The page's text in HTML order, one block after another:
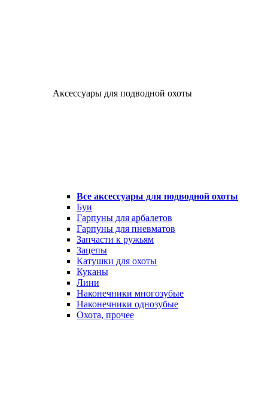
Аксессуары для подводной охоты
Все аксессуары для подводной охоты
Буи
Гарпуны для арбалетов
Гарпуны для пневматов
Запчасти к ружьям
Зацепы
Катушки для охоты
Куканы
Лини
Наконечники многозубые
Наконечники однозубые
Охота, прочее